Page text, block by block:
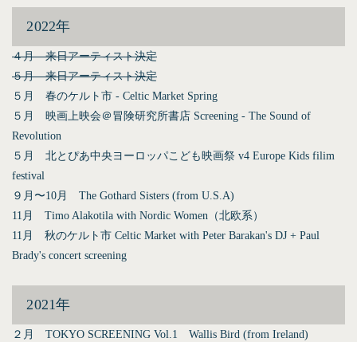
2022年
４月 来日アーティスト決定
５月 来日アーティスト決定
５月 春のケルト市 - Celtic Market Spring
５月 映画上映会＠冒険研究所書店 Screening - The Sound of
Revolution
５月 北とぴあ中央ヨーロッパこども映画祭 v4 Europe Kids filim
festival
９月〜10月 The Gothard Sisters (from U.S.A)
11月 Timo Alakotila with Nordic Women（北欧系）
11月 秋のケルト市 Celtic Market with Peter Barakan's DJ + Paul
Brady's concert screening
2021年
２月 TOKYO SCREENING Vol.1 Wallis Bird (from Ireland)